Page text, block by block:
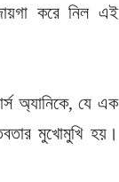
করে নিল এই
অ্যানিকে, যে এক
মুখোমুখি হয়।